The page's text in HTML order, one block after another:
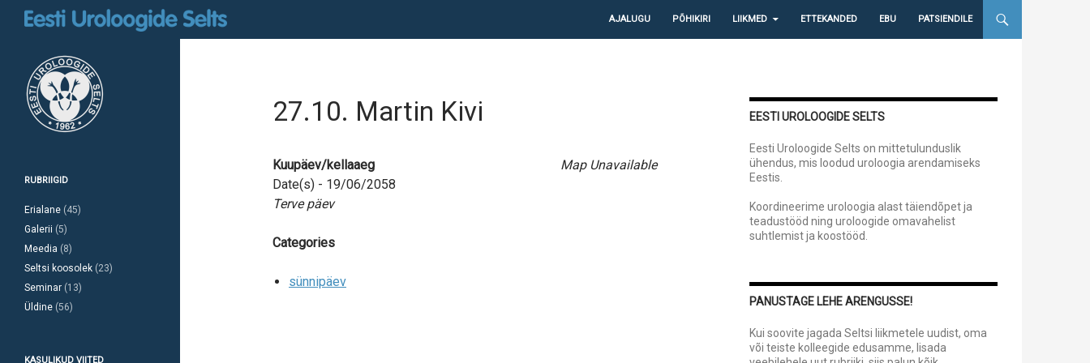
Otsi
AJALUGU
PÕHIKIRI LIIKMED ETTEKANDED EBU PATSIENDILE
27.10. Martin Kivi
Map Unavailable
Kuupäev/kellaaeg
Date(s) - 19/06/2058
Terve päev
Categories
sünnipäev
EESTI UROLOOGIDE SELTS
Eesti Uroloogide Selts on mittetulunduslik
ühendus, mis loodud uroloogia arendamiseks
Eestis.
Koordineerime uroloogia alast täiendõpet ja
teadustööd ning uroloogide omavahelist
suhtlemist ja koostööd.
PANUSTAGE LEHE ARENGUSSE!
Kui soovite jagada Seltsi liikmetele uudist, oma
või teiste kolleegide edusamme, lisada
RUBRIIGID
Erialane (45)
Galerii (5)
Meedia (8)
Seltsi koosolek (23)
Seminar (13)
Üldine (56)
KASULIKUD VIITED